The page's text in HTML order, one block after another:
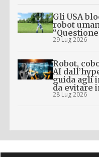
Gli USA
robot
29 Lug 2026
Robot,
AI
guida agli
da evitare
28 Lug 2026